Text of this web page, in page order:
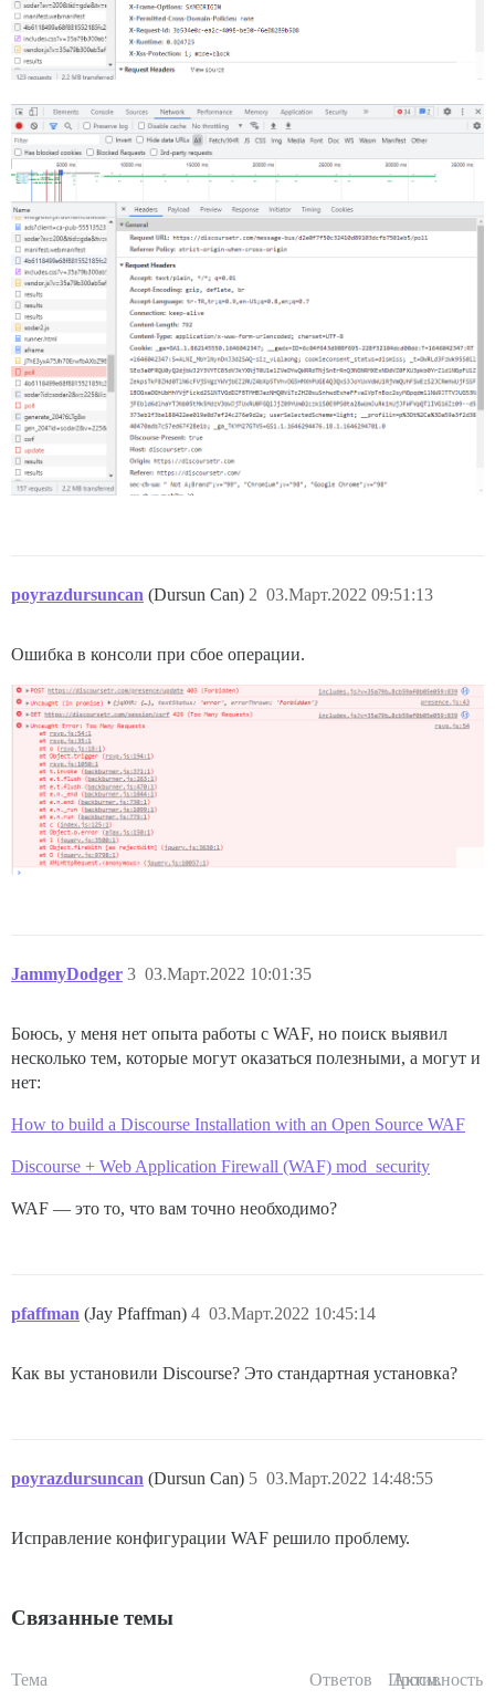
poyrazdursuncan (Dursun Can) 03.Март.2022 09:51:13
2
Ошибка в консоли при сбое операции.
JammyDodger 03.Март.2022 10:01:35
3
Боюсь, у меня нет опыта работы с WAF, но поиск выявил
несколько тем, которые могут оказаться полезными, а могут и
нет:
How to build a Discourse Installation with an Open Source WAF
Discourse + Web Application Firewall (WAF) mod_security
WAF — это то, что вам точно необходимо?
pfaffman (Jay Pfaffman) 03.Март.2022 10:45:14
4
Как вы установили Discourse? Это стандартная установка?
poyrazdursuncan (Dursun Can) 03.Март.2022 14:48:55
5
Исправление конфигурации WAF решило проблему.
Связанные темы
Тема Ответов Просм.
Активность